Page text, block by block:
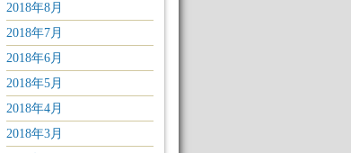
2018年8月
2018年7月
2018年6月
2018年5月
2018年4月
2018年3月